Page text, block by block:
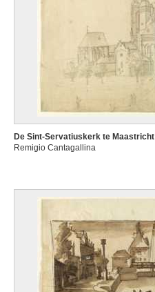
De Sint-Servatiuskerk te Maastricht
Remigio Cantagallina